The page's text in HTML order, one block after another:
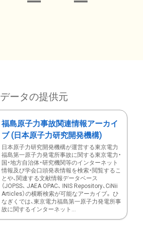
データの提供元
福島原子力事故関連情報アーカイ
ブ (日本原子力研究開発機構)
日本原子力研究開発機構が運営する東京電力
福島第一原子力発電所事故に関する東京電力・
国・地方自治体・研究機関等のインターネット
情報及び学会口頭発表情報を検索・閲覧するこ
とや、関連する文献情報データベース
（JOPSS、 JAEA OPAC、 INIS Repository、CiNii
Articles）の横断検索が可能なアーカイブ。 ひ
なぎくでは、東京電力福島第一原子力発電所事
故に関するインターネット...